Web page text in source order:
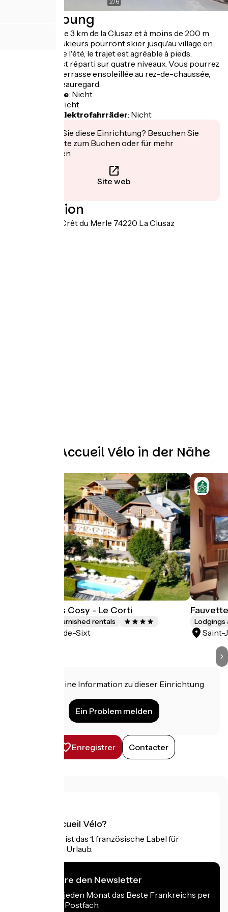
Beschreibung
Situé à moins de 3 km de la Clusaz et à moins de 200 m
des pistes, les skieurs pourront skier jusqu'au village en
hiver tandis que l'été, le trajet est agréable à pieds.
Le logement est réparti sur quatre niveaux. Vous pourrez
rentrer par la terrasse ensoleillée au rez-de-chaussée,
avec vue sur Beauregard.
Fahrradgarage: Nicht
Nicht
Aufladen für Elektrofahrräder: Nicht
Interessiert Sie diese Einrichtung? Besuchen Sie
deren Website zum Buchen oder für mehr
Informationen.
Site web
Localisation
1675 route du Crêt du Merle 74220 La Clusaz
Weitere Accueil Vélo in der Nähe
Chalet Aravis Cosy - Le Corti
Lodgings and furnished rentals
Saint-Jean-de-Sixt
Lodgings
Saint-
Haben Sie eine Information zu dieser Einrichtung
Ein Problem melden
Enregistrer Contacter
Was ist Accueil Vélo?
Accueil Vélo ist das 1. französische Label für
Radfahrer im Urlaub.
Ich abonniere den Newsletter
Erhalten Sie jeden Monat das Beste Frankreichs per
Rad in Ihrem Postfach.